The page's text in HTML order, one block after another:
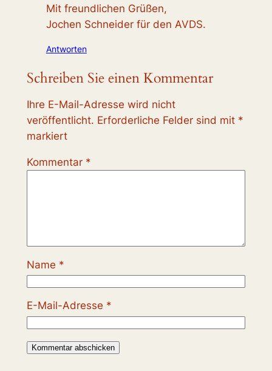
Mit freundlichen Grüßen,
Jochen Schneider für den AVDS.
Antworten
Schreiben Sie einen Kommentar
Ihre E-Mail-Adresse wird nicht
veröffentlicht. Erforderliche Felder sind mit *
markiert
Kommentar *
Name *
E-Mail-Adresse *